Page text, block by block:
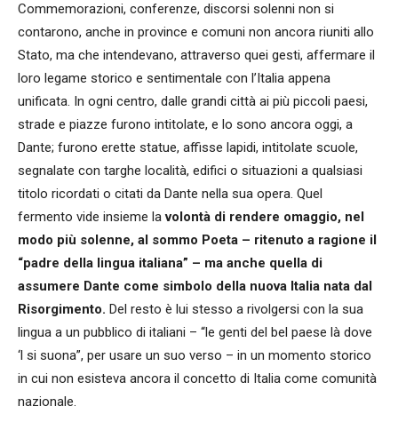
Commemorazioni, conferenze, discorsi solenni non si
contarono, anche in province e comuni non ancora riuniti allo
Stato, ma che intendevano, attraverso quei gesti, affermare il
loro legame storico e sentimentale con l’Italia appena
unificata. In ogni centro, dalle grandi città ai più piccoli paesi,
strade e piazze furono intitolate, e lo sono ancora oggi, a
Dante; furono erette statue, affisse lapidi, intitolate scuole,
segnalate con targhe località, edifici o situazioni a qualsiasi
titolo ricordati o citati da Dante nella sua opera. Quel
fermento vide insieme lavolontà di rendere omaggio, nel
modo più solenne, al sommo Poeta – ritenuto a ragione il
“padre della lingua italiana” – ma anche quella di
assumere Dante come simbolo della nuova Italia nata dal
Risorgimento. Del resto è lui stesso a rivolgersi con la sua
lingua a un pubblico di italiani – “le genti del bel paese là dove
‘l si suona”, per usare un suo verso – in un momento storico
in cui non esisteva ancora il concetto di Italia come comunità
nazionale.